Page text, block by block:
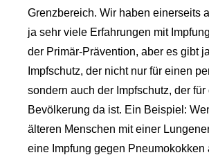
Grenzbereich. Wir haben einerseits
ja sehr viele Erfahrungen mit
der Primär-Prävention, aber es gibt
Impfschutz, der nicht nur für einen
sondern auch der Impfschutz, der für
Bevölkerung da ist. Ein Beispiel:
älteren Menschen mit einer
eine Impfung gegen Pneumokokken